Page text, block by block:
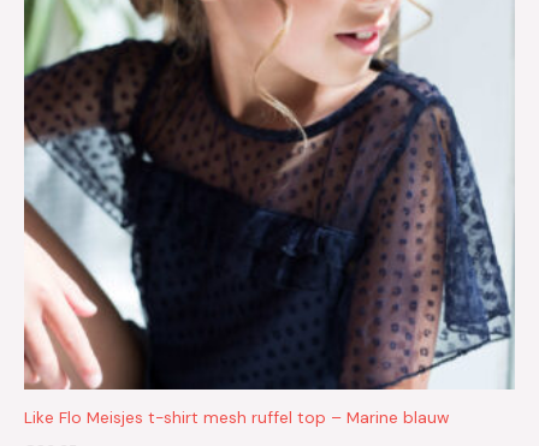
Like Flo Meisjes t-shirt mesh ruffel top – Marine blauw